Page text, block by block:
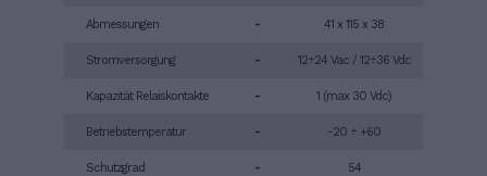
Abmessungen
Stromversorgung
Kapazität Relaiskontakte
Betriebstemperatur
Schutzgrad
-
-
-
-
-
41 x 115 x 38
12÷24 Vac / 12÷36 Vdc
1 (max 30 Vdc)
-20 ÷ +60
54